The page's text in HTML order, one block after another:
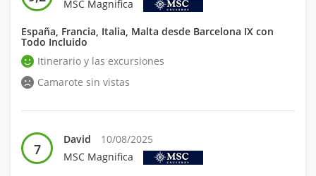
MSC Magnifica
España, Francia, Italia, Malta desde Barcelona IX con
Todo Incluido
Itinerario y las excursiones
Camarote sin vistas
7
David
10/08/2025
MSC Magnifica